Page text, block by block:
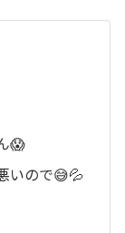
😱
いので😅💦